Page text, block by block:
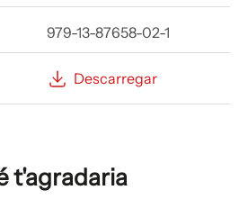
979-13-87658-02-1
Descarregar
t'agradaria